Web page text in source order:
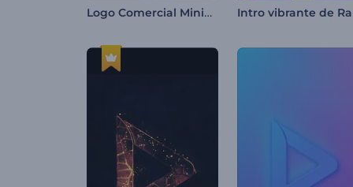
Logo Comercial Minimalista